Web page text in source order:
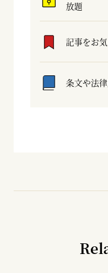
放題
記事をお
条文や法